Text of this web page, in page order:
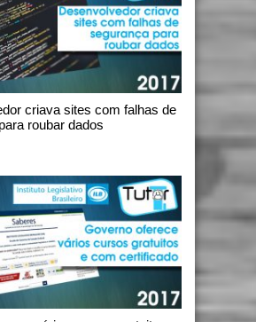
criava sites com falhas de
roubar dados